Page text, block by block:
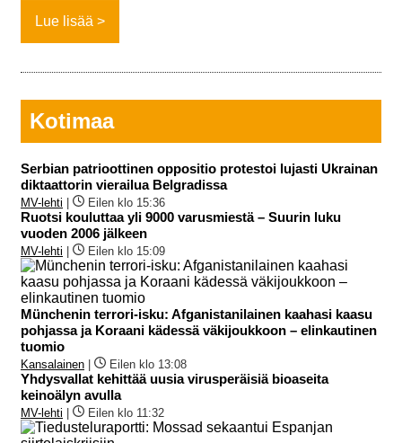
Lue lisää
Kotimaa
Serbian patrioottinen oppositio protestoi lujasti Ukrainan
diktaattorin vierailua Belgradissa
MV-lehti | Eilen klo 15:36
Ruotsi kouluttaa yli 9000 varusmiestä – Suurin luku
vuoden 2006 jälkeen
MV-lehti | Eilen klo 15:09
Münchenin terrori-isku: Afganistanilainen kaahasi kaasu
pohjassa ja Koraani kädessä väkijoukkoon – elinkautinen
tuomio
Kansalainen | Eilen klo 13:08
Yhdysvallat kehittää uusia virusperäisiä bioaseita
keinoälyn avulla
MV-lehti | Eilen klo 11:32